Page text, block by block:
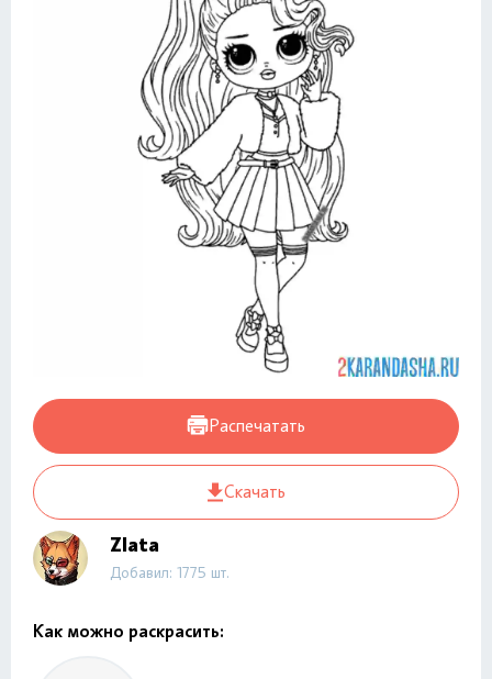
Распечатать
Скачать
Zlata
Добавил: 1775 шт.
Как можно раскрасить: